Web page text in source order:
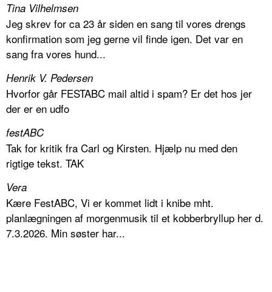
Tina Vilhelmsen
Jeg skrev for ca 23 år siden en sang til vores drengs
konfirmation som jeg gerne vil finde igen. Det var en
sang fra vores hund...
Henrik V. Pedersen
Hvorfor går FESTABC mail altid i spam? Er det hos jer
der er en udfo
festABC
Tak for kritik fra Carl og Kirsten. Hjælp nu med den
rigtige tekst. TAK
Vera
Kære FestABC, Vi er kommet lidt i knibe mht.
planlægningen af morgenmusik til et kobberbryllup her d.
7.3.2026. Min søster har...